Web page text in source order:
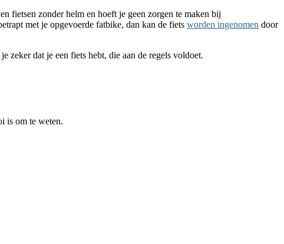
fietsen zonder helm en hoeft je geen zorgen te maken bij
met je opgevoerde fatbike, dan kan de fiets worden ingenomen door
zeker dat je een fiets hebt, die aan de regels voldoet.
is om te weten.